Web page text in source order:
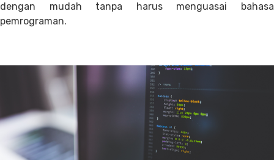
dengan mudah tanpa harus menguasai bahasa
pemrograman.